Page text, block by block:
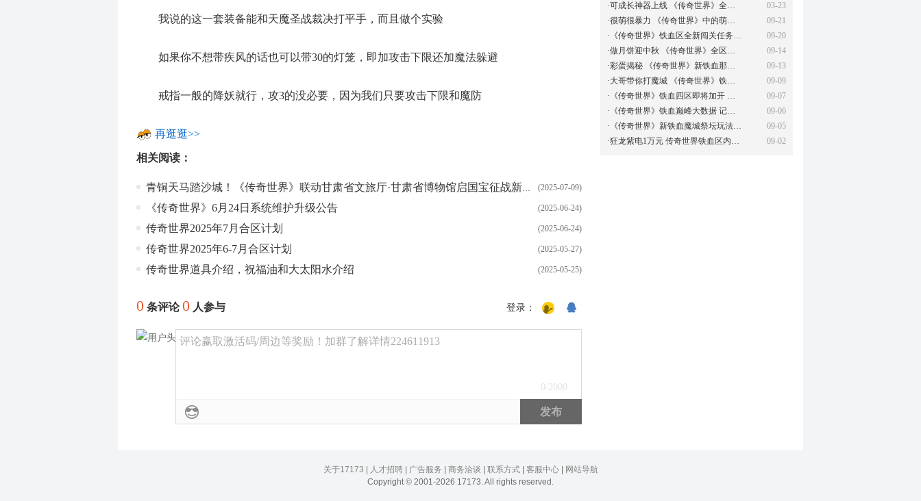
我说的这一套装备能和天魔圣战裁决打平手，而且做个实验
如果你不想带疾风的话也可以带30的灯笼，即加攻击下限还加魔法躲避
戒指一般的降妖就行，攻3的没必要，因为我们只要攻击下限和魔防
再逛逛>>
相关阅读：
(2025-07-09)
(2025-06-24)
《传奇世界》6月24日系统维护升级公告
(2025-06-24)
传奇世界2025年7月合区计划
(2025-05-27)
传奇世界2025年6-7月合区计划
(2025-05-25)
传奇世界道具介绍，祝福油和大太阳水介绍
0 条评论0 人参与 登录：
评论赢取激活码/周边等奖励！加群了解详情224611913
0 /2000
发布
03-23
·可成长神器上线 《传奇世界》全…
09-21
·很萌很暴力 《传奇世界》中的萌…
09-20
· 《传奇世界》铁血区全新闯关任务…
09-14
·做月饼迎中秋 《传奇世界》全区…
09-13
·彩蛋揭秘 《传奇世界》新铁血那…
09-09
·大哥带你打魔城 《传奇世界》铁…
09-07
· 《传奇世界》铁血四区即将加开 …
09-06
· 《传奇世界》铁血巅峰大数据 记…
09-05
· 《传奇世界》新铁血魔城祭坛玩法…
09-02
·狂龙紫电1万元 传奇世界铁血区内…
关于17173 | 人才招聘| 广告服务 | 商务洽谈 | 联系方式| 客服中心| 网站导航
Copyright © 2001-2026 17173. All rights reserved.